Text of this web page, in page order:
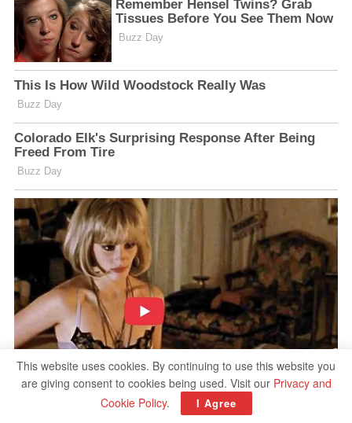
This website uses cookies. By continuing to use this website you
are giving consent to cookies being used. Visit our Privacy and
Cookie Policy. I Agree